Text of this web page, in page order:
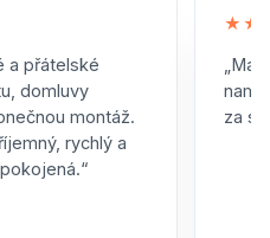
a přátelské
domluvy
montáž.
rychlý a
za